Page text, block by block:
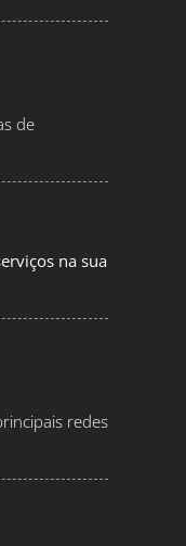
de
na sua
redes